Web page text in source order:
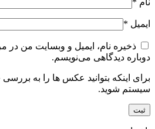
نام *
ایمیل *
ذخیره نام، ایمیل و وبسایت من در
دوباره دیدگاهی می‌نویسم.
برای اینکه بتوانید عکس ها را به بررسی
سیستم شوید.